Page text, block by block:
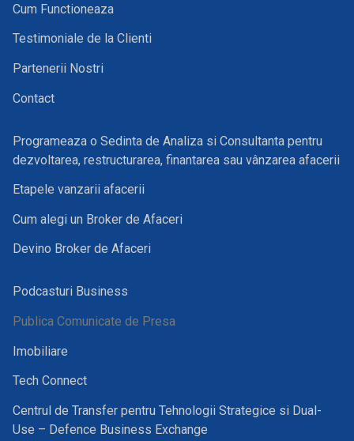
Cum Functioneaza
Testimoniale de la Clienti
Partenerii Nostri
Contact
Programeaza o Sedinta de Analiza si Consultanta pentru
dezvoltarea, restructurarea, finantarea sau vânzarea afacerii
Etapele vanzarii afacerii
Cum alegi un Broker de Afaceri
Devino Broker de Afaceri
Podcasturi Business
Publica Comunicate de Presa
Imobiliare
Tech Connect
Centrul de Transfer pentru Tehnologii Strategice si Dual-
Use – Defence Business Exchange